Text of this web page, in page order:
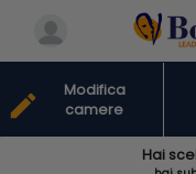
edit
Modifica
camere
Hai